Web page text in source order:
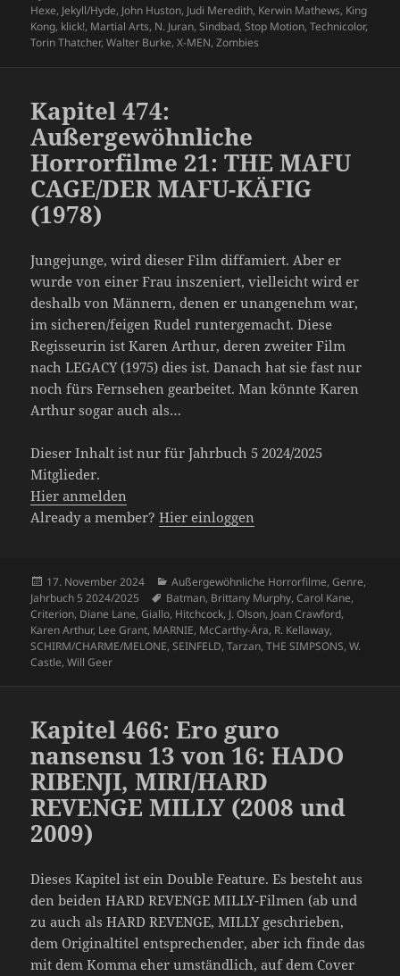
Hexe, Jekyll/Hyde, John Huston, Judi Meredith, Kerwin Mathews, King
Kong, klick!, Martial Arts, N. Juran,Sindbad,Stop Motion,Technicolor,
Torin Thatcher,Walter Burke,X-MEN,Zombies
Kapitel 474:
Außergewöhnliche
Horrorfilme 21: THE MAFU
CAGE/DER MAFU-KÄFIG
(1978)
Jungejunge, wird dieser Film diffamiert. Aber er
wurde von einer Frau inszeniert, vielleicht wird er
deshalb von Männern, denen er unangenehm war,
im sicheren/feigen Rudel runtergemacht. Diese
Regisseurin ist Karen Arthur, deren zweiter Film
nach LEGACY (1975) dies ist. Danach hat sie fast nur
noch fürs Fernsehen gearbeitet. Man könnte Karen
Arthur sogar auch als…
Dieser Inhalt ist nur für Jahrbuch 5 2024/2025
Mitglieder.
Hier anmelden
Already a member?Hier einloggen
Veröffentlicht
am
17. November 2024 Kategorien
Außergewöhnliche Horrorfilme,Genre,
Jahrbuch 5 2024/2025
Schlagwörter
Batman, Brittany Murphy,Carol Kane,
Criterion, Diane Lane,Giallo, Hitchcock, J. Olson, Joan Crawford,
Karen Arthur, Lee Grant, MARNIE, McCarthy-Ära, R. Kellaway,
SCHIRM/CHARME/MELONE,SEINFELD,Tarzan,THE SIMPSONS,W.
Castle,Will Geer
Kapitel 466: Ero guro
nansensu 13 von 16: HADO
RIBENJI, MIRI/HARD
REVENGE MILLY (2008 und
2009)
Dieses Kapitel ist ein Double Feature. Es besteht aus
den beiden HARD REVENGE MILLY-Filmen (ab und
zu auch als HARD REVENGE, MILLY geschrieben,
dem Originaltitel entsprechender, aber ich finde das
mit dem Komma eher umständlich, auf dem Cover